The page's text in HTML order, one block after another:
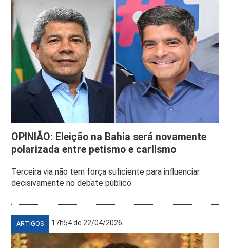
OPINIÃO: Eleição na Bahia será novamente
polarizada entre petismo e carlismo
Terceira via não tem força suficiente para influenciar
decisivamente no debate público
ARTIGOS 17h54 de 22/04/2026